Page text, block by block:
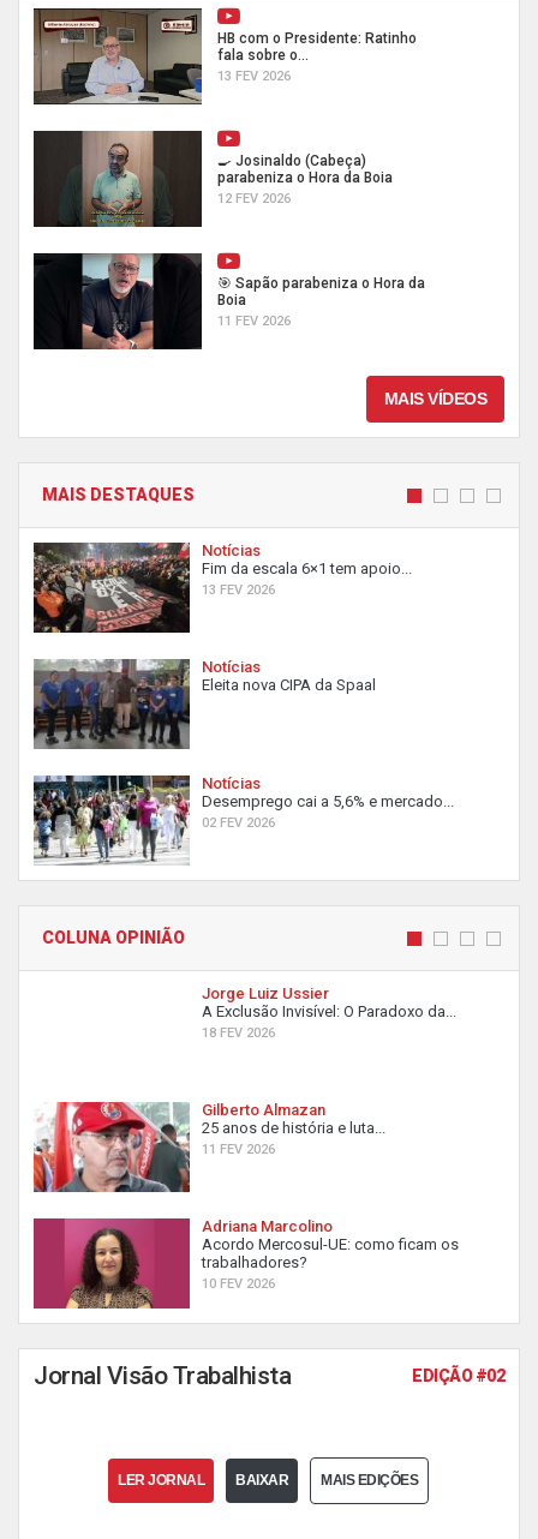
HB com o Presidente: Ratinho
fala sobre o...
13 FEV 2026
🍳 Josinaldo (Cabeça)
parabeniza o Hora da Boia
12 FEV 2026
🎯 Sapão parabeniza o Hora da
Boia
11 FEV 2026
MAIS VÍDEOS
MAIS DESTAQUES
Notícias
Fim da escala 6×1 tem apoio...
13 FEV 2026
Notícias
Eleita nova CIPA da Spaal
Notícias
Desemprego cai a 5,6% e mercado...
02 FEV 2026
COLUNA OPINIÃO
Jorge Luiz Ussier
A Exclusão Invisível: O Paradoxo da...
18 FEV 2026
Gilberto Almazan
25 anos de história e luta...
11 FEV 2026
Adriana Marcolino
Acordo Mercosul-UE: como ficam os
trabalhadores?
10 FEV 2026
Jornal Visão Trabalhista EDIÇÃO #02
LER JORNAL BAIXAR MAIS EDIÇÕES